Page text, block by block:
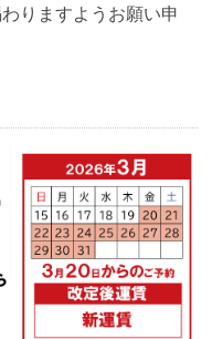
りますようお願い申